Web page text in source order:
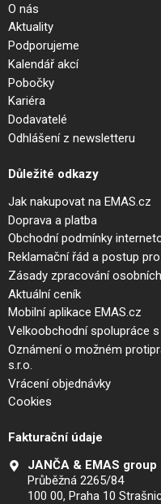
O nás
Aktuality
Podporujeme
Kalendář akcí
Pobočky
Kariéra
Dodavatelé
Odhlášení z newsletteru
Důležité odkazy
Jak nakupovat na EMAS.cz
Doprava a platba
Obchodní podmínky
Reklamační řád a postup
Zásady zpracování
Aktuální ceník
Mobilní aplikace EMAS.cz
Velkoobchodní spolupráce s
Oznámení o možném
s.r.o.
Vrácení objednávky
Cookies
Fakturační údaje
JANČA & EMAS group
Průběžná 2265/84
100 00, Praha 10